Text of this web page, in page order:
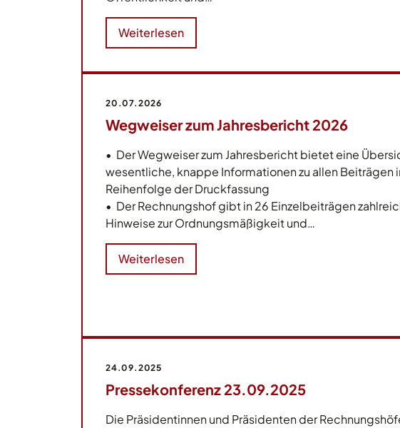
Weiterlesen
20.07.2026
Wegweiser zum Jahresbericht 2026
• Der Wegweiser zum Jahresbericht bietet eine
wesentliche, knappe Informationen zu allen Beiträgen
Reihenfolge der Druckfassung
• Der Rechnungshof gibt in 26 Einzelbeiträgen
Hinweise zur Ordnungsmäßigkeit und…
Weiterlesen
24.09.2025
Pressekonferenz 23.09.2025
Die Präsidentinnen und Präsidenten der